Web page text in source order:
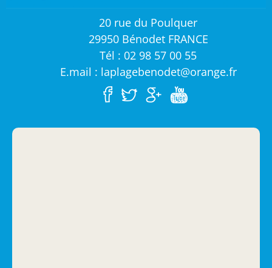
20 rue du Poulquer
29950 Bénodet FRANCE
Tél : 02 98 57 00 55
E.mail : laplagebenodet@orange.fr